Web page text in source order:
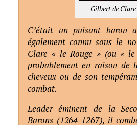
Gilbert de Clare
C’était un puisant baron
également connu sous le
Clare « le Rouge » (ou « le
probablement en raison de
cheveux ou de son
combat.
Leader éminent de la
Barons (1264-1267), il